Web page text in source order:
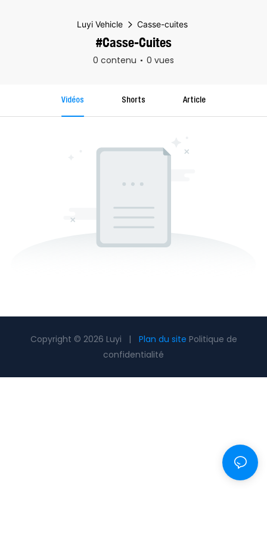
Luyi Vehicle Casse-cuites
#Casse-Cuites
0 contenu 0 vues
Vidéos Shorts Article
Copyright © 2026 Luyi | Plan du site Politique de
confidentialité